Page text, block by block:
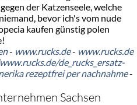
der Katzenseele, welche
bevor ich's vom nude
kaufen günstig polen
- www.rucks.de- www.rucks.de
de_rucks_ersatz-
rezeptfrei per nachnahme-
Sachsen